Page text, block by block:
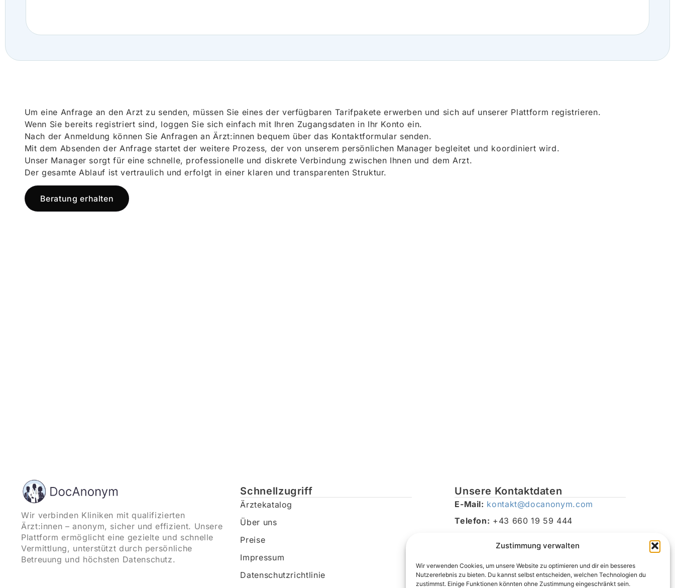
Zustimmung verwalten
Wir verwenden Cookies, um unsere Website zu optimieren und dir ein besseres
Nutzererlebnis zu bieten. Du kannst selbst entscheiden, welchen Technologien du
zustimmst. Einige Funktionen könnten ohne Zustimmung eingeschränkt sein.
Um eine Anfrage an den Arzt zu senden, müssen Sie eines der verfügbaren Tarifpakete erwerben und sich auf unserer Plattform registrieren.
Wenn Sie bereits registriert sind, loggen Sie sich einfach mit Ihren Zugangsdaten in Ihr Konto ein.
Nach der Anmeldung können Sie Anfragen an Ärzt:innen bequem über das Kontaktformular senden.
Mit dem Absenden der Anfrage startet der weitere Prozess, der von unserem persönlichen Manager begleitet und koordiniert wird.
Unser Manager sorgt für eine schnelle, professionelle und diskrete Verbindung zwischen Ihnen und dem Arzt.
Der gesamte Ablauf ist vertraulich und erfolgt in einer klaren und transparenten Struktur.
Beratung erhalten
Wir verbinden Kliniken mit qualifizierten
Ärzt:innen – anonym, sicher und effizient. Unsere
Plattform ermöglicht eine gezielte und schnelle
Vermittlung, unterstützt durch persönliche
Betreuung und höchsten Datenschutz.
Schnellzugriff
Ärztekatalog
Über uns
Preise
Impressum
Datenschutzrichtlinie
Unsere Kontaktdaten
E-Mail: kontakt@docanonym.com
Telefon: +43 660 19 59 444
Traunsee, Österreich